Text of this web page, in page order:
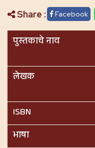
Share : Facebook
पुस्तकाचे नाव
लेखक
ISBN
भाषा